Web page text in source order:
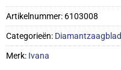
Artikelnummer: 6103008
Categorieën: Diamantzaagblad
Merk: Ivana